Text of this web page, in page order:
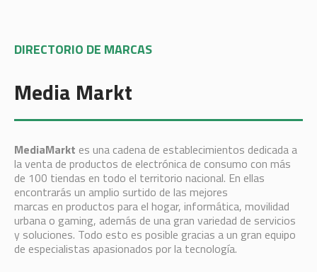
DIRECTORIO DE MARCAS
Media Markt
MediaMarkt es una cadena de establecimientos dedicada a
la venta de productos de electrónica de consumo con más
de 100 tiendas en todo el territorio nacional. En ellas
encontrarás un amplio surtido de las mejores
marcas en productos para el hogar, informática, movilidad
urbana o gaming, además de una gran variedad de servicios
y soluciones. Todo esto es posible gracias a un gran equipo
de especialistas apasionados por la tecnología.